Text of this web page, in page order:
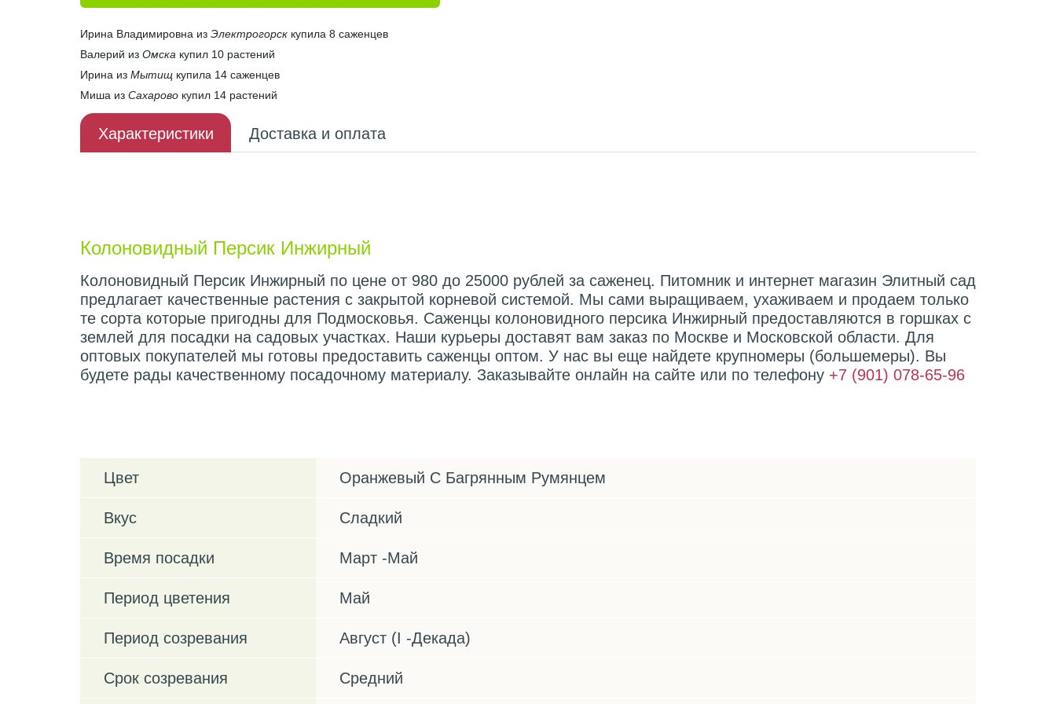
Ирина Владимировна из Электрогорск купила 8 саженцев
Валерий из Омска купил 10 растений
Ирина из Мытищ купила 14 саженцев
Миша из Сахарово купил 14 растений
Характеристики Доставка и оплата
Колоновидный Персик Инжирный
Колоновидный Персик Инжирный по цене от 980 до 25000 рублей за саженец. Питомник и интернет магазин Элитный сад
предлагает качественные растения с закрытой корневой системой. Мы сами выращиваем, ухаживаем и продаем только
те сорта которые пригодны для Подмосковья. Саженцы колоновидного персика Инжирный предоставляются в горшках с
землей для посадки на садовых участках. Наши курьеры доставят вам заказ по Москве и Московской области. Для
оптовых покупателей мы готовы предоставить саженцы оптом. У нас вы еще найдете крупномеры (большемеры). Вы
будете рады качественному посадочному материалу. Заказывайте онлайн на сайте или по телефону +7 (901) 078-65-96
Цвет Оранжевый С Багрянным Румянцем
Вкус Сладкий
Время посадки Март -Май
Период цветения Май
Период созревания Август (I -Декада)
Срок созревания Средний